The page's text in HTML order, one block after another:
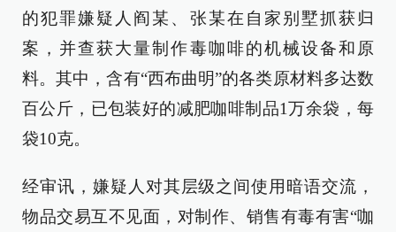
的犯罪嫌疑人阎某、张某在自家别墅抓获归
案，并查获大量制作毒咖啡的机械设备和原
料。其中，含有“西布曲明”的各类原材料多达数
百公斤，已包装好的减肥咖啡制品1万余袋，每
袋10克。
经审讯，嫌疑人对其层级之间使用暗语交流，
物品交易互不见面，对制作、销售有毒有害“咖